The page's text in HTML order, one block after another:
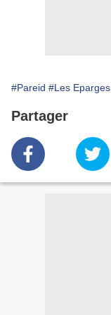
#Pareid #Les Eparges
Partager